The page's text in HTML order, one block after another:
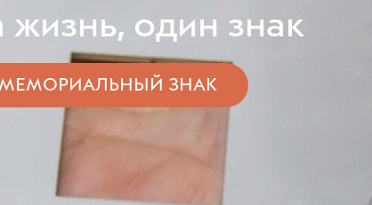
один знак
МЕМОРИАЛЬНЫЙ ЗНАК